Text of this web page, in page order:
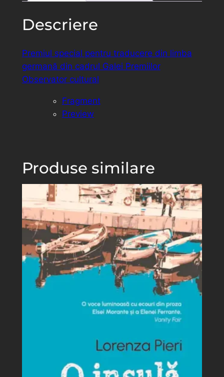
Descriere
Premiul special pentru traducere din limba
germană din cadrul Galei Premiilor
Observator cultural
Fragment
Preview
Produse similare